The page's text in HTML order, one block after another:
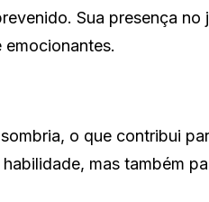
Sua presença no
emocionantes.
o que contribui
mas também